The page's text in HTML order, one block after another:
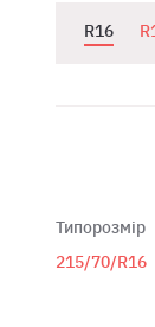
R16
Типорозмір
215/70/R16